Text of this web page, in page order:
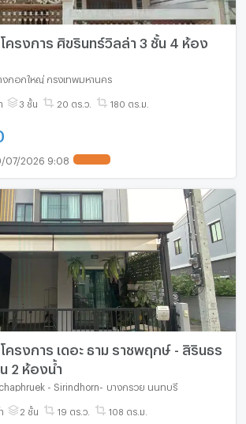
โครงการ ศิขรินทร์วิลล่า 3 ชั้น 4 ห้อง
งกอกใหญ่ กรุงเทพมหานคร
3 ชั้น 20 ตร.ว. 180 ตร.ม.
07/2026 9:08
ครงการ เดอะ ธาม ราชพฤกษ์ - สิรินธร
2 ห้องน้ำ
- Sirindhorn บางกรวย นนทบุรี
2 ชั้น 19 ตร.ว. 108 ตร.ม.